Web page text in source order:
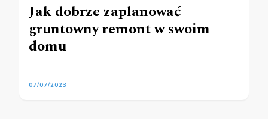
Jak dobrze zaplanować
gruntowny remont w swoim
domu
07/07/2023